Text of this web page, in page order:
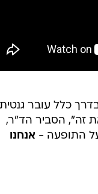
כלל עובר גנטית
זה", הסביר הד"ר,
התופעה - אנחנו